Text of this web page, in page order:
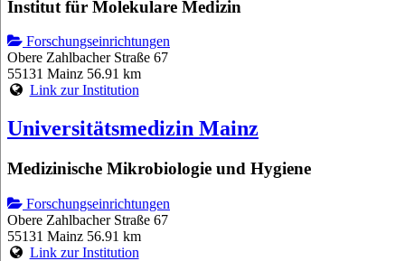
Institut für Molekulare Medizin
Forschungseinrichtungen
Obere Zahlbacher Straße 67
55131 Mainz 56.91 km
Link zur Institution
Universitätsmedizin Mainz
Medizinische Mikrobiologie und Hygiene
Forschungseinrichtungen
Obere Zahlbacher Straße 67
55131 Mainz 56.91 km
Link zur Institution